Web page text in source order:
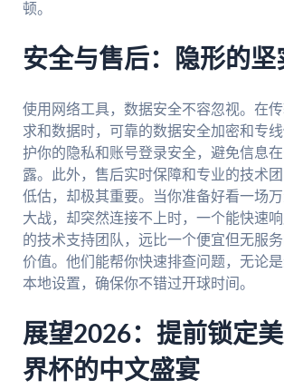
顿。
安全与售后：隐形的坚
使用网络工具，数据安全不容忽视。在
求和数据时，可靠的数据安全加密和专
护你的隐私和账号登录安全，避免信息
露。此外，售后实时保障和专业的技术
低估，却极其重要。当你准备好看一场
大战，却突然连接不上时，一个能快速
的技术支持团队，远比一个便宜但无服
价值。他们能帮你快速排查问题，无论
本地设置，确保你不错过开球时间。
展望2026：提前锁定
界杯的中文盛宴